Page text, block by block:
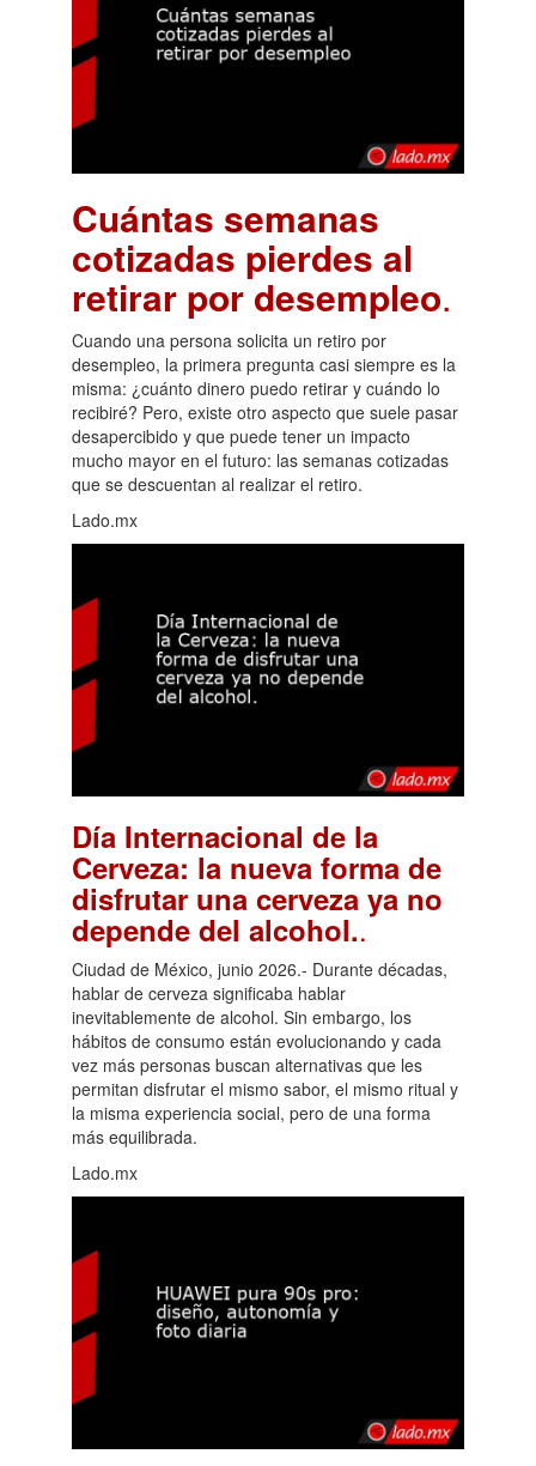
Cuántas semanas
cotizadas pierdes al
retirar por desempleo.
Cuando una persona solicita un retiro por
desempleo, la primera pregunta casi siempre es la
misma: ¿cuánto dinero puedo retirar y cuándo lo
recibiré? Pero, existe otro aspecto que suele pasar
desapercibido y que puede tener un impacto
mucho mayor en el futuro: las semanas cotizadas
que se descuentan al realizar el retiro.
Lado.mx
Día Internacional de la
Cerveza: la nueva forma de
disfrutar una cerveza ya no
depende del alcohol..
Ciudad de México, junio 2026.- Durante décadas,
hablar de cerveza significaba hablar
inevitablemente de alcohol. Sin embargo, los
hábitos de consumo están evolucionando y cada
vez más personas buscan alternativas que les
permitan disfrutar el mismo sabor, el mismo ritual y
la misma experiencia social, pero de una forma
más equilibrada.
Lado.mx